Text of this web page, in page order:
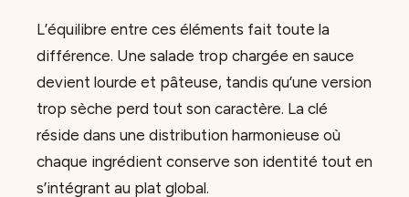
L’équilibre entre ces éléments fait toute la
différence. Une salade trop chargée en sauce
devient lourde et pâteuse, tandis qu’une version
trop sèche perd tout son caractère. La clé
réside dans une distribution harmonieuse où
chaque ingrédient conserve son identité tout en
s’intégrant au plat global.